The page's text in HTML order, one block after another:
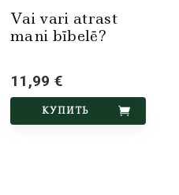
Vai vari atrast
mani bībelē?
11,99 €
КУПИТЬ